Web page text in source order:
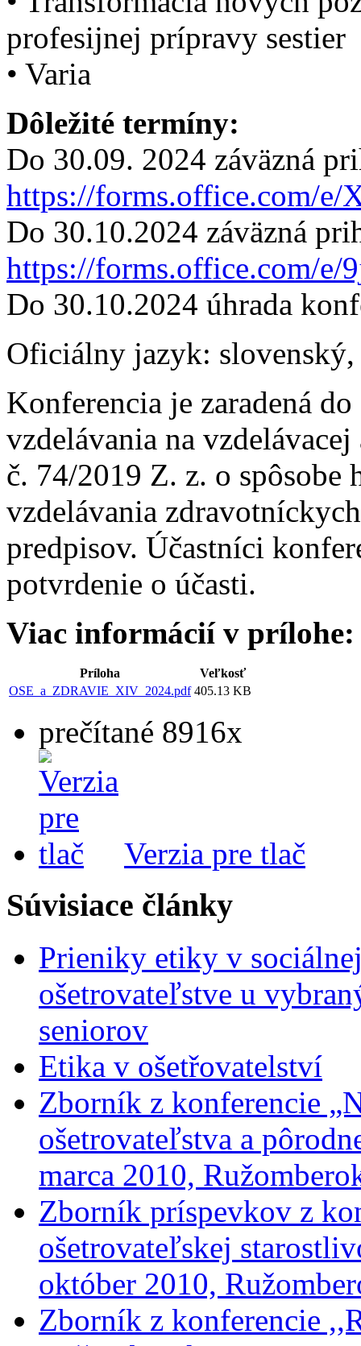
profesijnej prípravy sestier
• Varia
Dôležité termíny:
Do 30.09. 2024 záväzná
https://forms.office.com/e/
Do 30.10.2024 záväzná
https://forms.office.com/e/
Do 30.10.2024 úhrada
Oficiálny jazyk:
Konferencia je zaradená
vzdelávania na
č. 74/2019 Z. z. o spôsobe
vzdelávania
predpisov. Účastníci
potvrdenie o účasti.
Viac informácií v prílohe:
Príloha
Veľkosť
OSE_a_ZDRAVIE_XIV_2024.pdf 405.13 KB
prečítané 8916x
Verzia pre tlač
Súvisiace články
Prieniky etiky v
ošetrovateľstve u
seniorov
Etika v ošetřovatelství
Zborník z konferencie
ošetrovateľstva a
marca 2010,
Zborník príspevkov z
ošetrovateľskej
október 2010,
Zborník z konferencie